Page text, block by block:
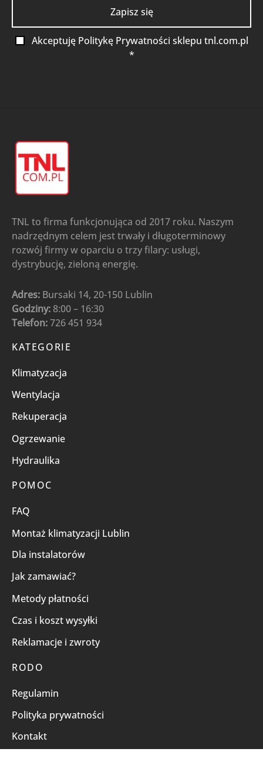
Akceptuję Politykę Prywatności sklepu tnl.com.pl
*
TNL to firma funkcjonująca od 2017 roku. Naszym
nadrzędnym celem jest trwały i długoterminowy
rozwój firmy w oparciu o trzy filary: usługi,
dystrybucję, zieloną energię.
Adres: Bursaki 14, 20-150 Lublin
Godziny: 8:00 – 16:30
Telefon:726 451 934
KATEGORIE
Klimatyzacja
Wentylacja
Rekuperacja
Ogrzewanie
Hydraulika
POMOC
FAQ
Montaż klimatyzacji Lublin
Dla instalatorów
Jak zamawiać?
Metody płatności
Czas i koszt wysyłki
Reklamacje i zwroty
RODO
Regulamin
Polityka prywatności
Kontakt